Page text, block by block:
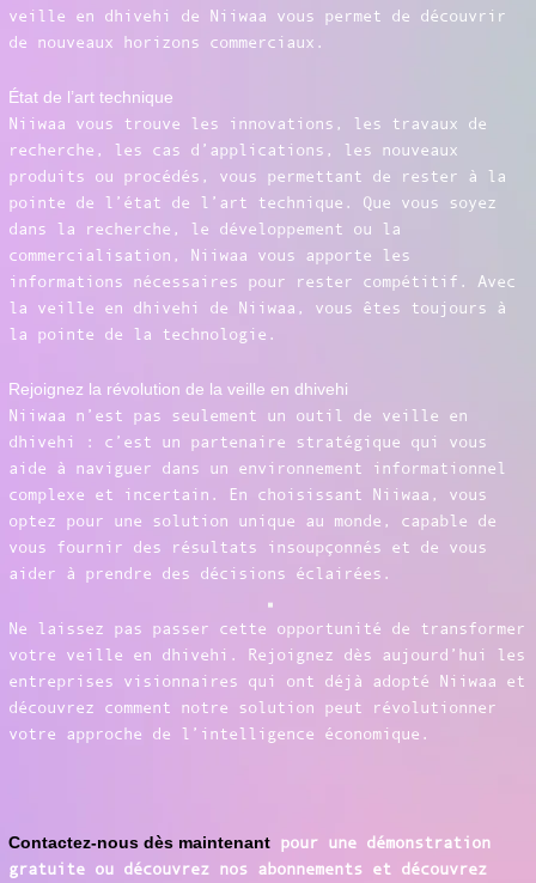
veille en dhivehi de Niiwaa vous permet de découvrir
de nouveaux horizons commerciaux.
État de l’art technique
Niiwaa vous trouve les innovations, les travaux de
recherche, les cas d’applications, les nouveaux
produits ou procédés, vous permettant de rester à la
pointe de l’état de l’art technique. Que vous soyez
dans la recherche, le développement ou la
commercialisation, Niiwaa vous apporte les
informations nécessaires pour rester compétitif. Avec
la veille en dhivehi de Niiwaa, vous êtes toujours à
la pointe de la technologie.
Rejoignez la révolution de la veille en dhivehi
Niiwaa n’est pas seulement un outil de veille en
dhivehi : c’est un partenaire stratégique qui vous
aide à naviguer dans un environnement informationnel
complexe et incertain. En choisissant Niiwaa, vous
optez pour une solution unique au monde, capable de
vous fournir des résultats insoupçonnés et de vous
aider à prendre des décisions éclairées.
Ne laissez pas passer cette opportunité de transformer
votre veille en dhivehi. Rejoignez dès aujourd’hui les
entreprises visionnaires qui ont déjà adopté Niiwaa et
découvrez comment notre solution peut révolutionner
votre approche de l’intelligence économique.
Contactez-nous dès maintenant pour une démonstration
gratuite ou découvrez nos abonnements et découvrez